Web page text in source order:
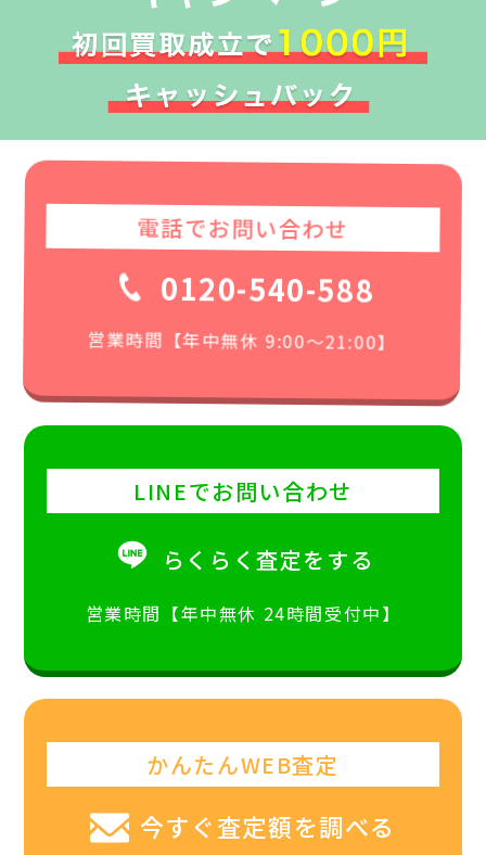
電話でお問い合わせ
0120-540-588
営業時間【年中無休 9:00〜21:00】
LINEでお問い合わせ
らくらく査定をする
営業時間【年中無休 24時間受付中】
かんたんWEB査定
今すぐ査定額を調べる